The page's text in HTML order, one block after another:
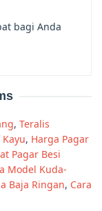
bagi Anda
, Teralis
, Harga Pagar
Pagar Besi
Model Kuda-
Baja Ringan, Cara